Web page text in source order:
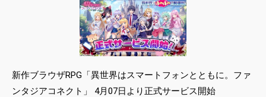
新作ブラウザRPG「異世界はスマートフォンとともに。ファ
ンタジアコネクト」 4月07日より正式サービス開始